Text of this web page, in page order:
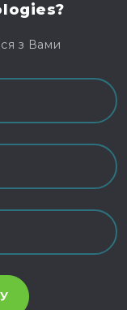
з Вами